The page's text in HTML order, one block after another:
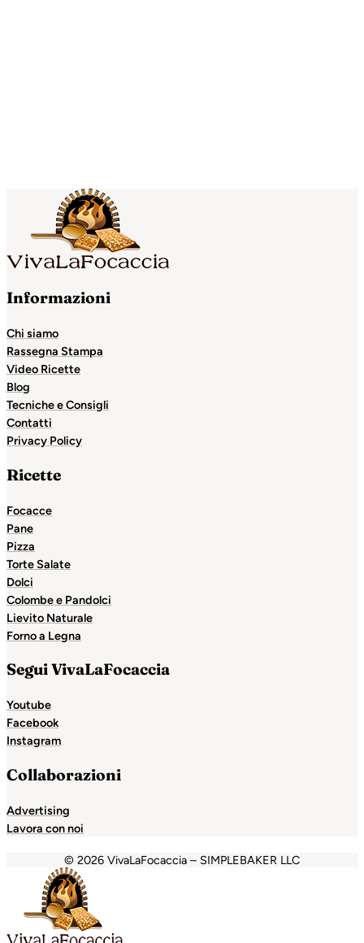
Informazioni
Chi siamo
Rassegna Stampa
Video Ricette
Blog
Tecniche e Consigli
Contatti
Privacy Policy
Ricette
Focacce
Pane
Pizza
Torte Salate
Dolci
Colombe e Pandolci
Lievito Naturale
Forno a Legna
Segui VivaLaFocaccia
Youtube
Facebook
Instagram
Collaborazioni
Advertising
Lavora con noi
© 2026 VivaLaFocaccia – SIMPLEBAKER LLC
grandpashabet